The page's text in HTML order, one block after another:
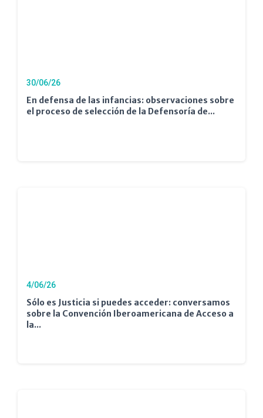
30/06/26
En defensa de las infancias: observaciones sobre
el proceso de selección de la Defensoría de...
4/06/26
Sólo es Justicia si puedes acceder: conversamos
sobre la Convención Iberoamericana de Acceso a
la...